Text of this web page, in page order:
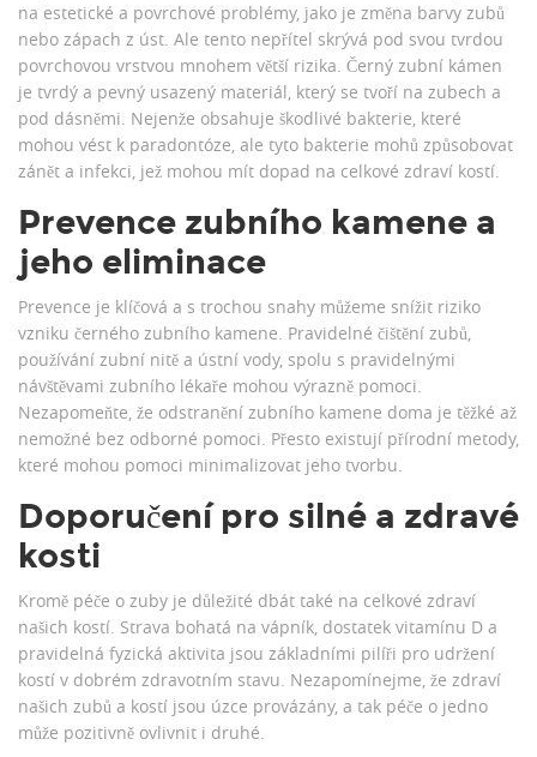
na estetické a povrchové problémy, jako je změna barvy zubů
nebo zápach z úst. Ale tento nepřítel skrývá pod svou tvrdou
povrchovou vrstvou mnohem větší rizika. Černý zubní kámen
je tvrdý a pevný usazený materiál, který se tvoří na zubech a
pod dásněmi. Nejenže obsahuje škodlivé bakterie, které
mohou vést k paradontóze, ale tyto bakterie mohů způsobovat
zánět a infekci, jež mohou mít dopad na celkové zdraví kostí.
Prevence zubního kamene a
jeho eliminace
Prevence je klíčová a s trochou snahy můžeme snížit riziko
vzniku černého zubního kamene. Pravidelné čištění zubů,
používání zubní nitě a ústní vody, spolu s pravidelnými
návštěvami zubního lékaře mohou výrazně pomoci.
Nezapomeňte, že odstranění zubního kamene doma je těžké až
nemožné bez odborné pomoci. Přesto existují přírodní metody,
které mohou pomoci minimalizovat jeho tvorbu.
Doporučení pro silné a zdravé
kosti
Kromě péče o zuby je důležité dbát také na celkové zdraví
našich kostí. Strava bohatá na vápník, dostatek vitamínu D a
pravidelná fyzická aktivita jsou základními pilíři pro udržení
kostí v dobrém zdravotním stavu. Nezapomínejme, že zdraví
našich zubů a kostí jsou úzce provázány, a tak péče o jedno
může pozitivně ovlivnit i druhé.